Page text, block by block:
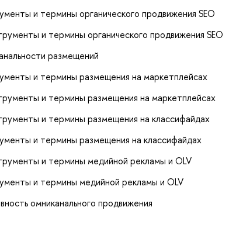
и термины органического продвижения SEO
и термины органического продвижения SEO
размещений
и термины размещения на маркетплейсах
и термины размещения на маркетплейсах
и термины размещения на классифайдах
и термины размещения на классифайдах
и термины медийной рекламы и OLV
и термины медийной рекламы и OLV
омниканального продвижения